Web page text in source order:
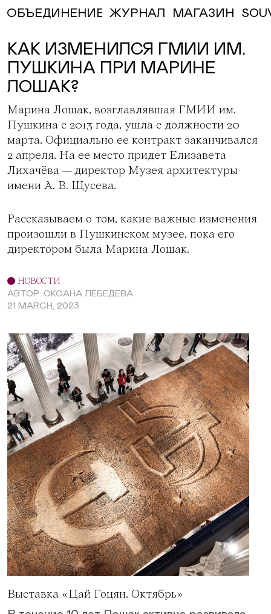
ОБЪЕДИНЕНИЕ ЖУРНАЛ МАГАЗИН
КАК ИЗМЕНИЛСЯ ГМИИ ИМ.
ПУШКИНА ПРИ МАРИНЕ
ЛОШАК?
НОВОСТИ
АВТОР: ОКСАНА ЛЕБЕДЕВА
21 MARCH, 2023
Марина Лошак, возглавлявшая ГМИИ им.
Пушкина с 2013 года, ушла с должности 20
марта. Официально ее контракт заканчивался
2 апреля. На ее место придет Елизавета
Лихачёва — директор Музея архитектуры
имени А. В. Щусева.
Рассказываем о том, какие важные изменения
произошли в Пушкинском музее, пока его
директором была Марина Лошак.
Выставка «Цай Гоцян. Октябрь»